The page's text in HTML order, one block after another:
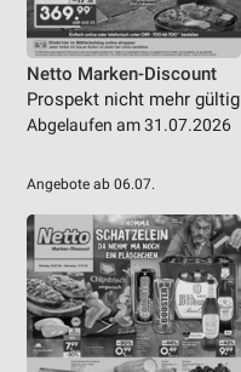
Netto Marken-Discount
Prospekt nicht mehr gültig
Abgelaufen am 31.07.2026
Angebote ab 06.07.